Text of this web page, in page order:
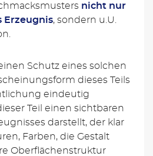
nicht nur
Erzeugnis, sondern u.U.
Schutz eines solchen
dieses Teils
eindeutig
Teil einen sichtbaren
darstellt, der klar
Farben, die Gestalt
Oberflächenstruktur